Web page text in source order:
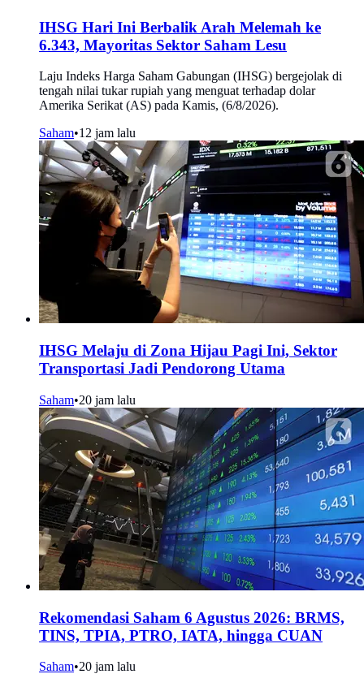
IHSG Hari Ini Berbalik Arah Melemah ke
6.343, Mayoritas Sektor Saham Lesu
Laju Indeks Harga Saham Gabungan (IHSG) bergejolak di
tengah nilai tukar rupiah yang menguat terhadap dolar
Amerika Serikat (AS) pada Kamis, (6/8/2026).
Saham•12 jam lalu
IHSG Melaju di Zona Hijau Pagi Ini, Sektor
Transportasi Jadi Pendorong Utama
Saham•20 jam lalu
Rekomendasi Saham 6 Agustus 2026: BRMS,
TINS, TPIA, PTRO, IATA, hingga CUAN
Saham•20 jam lalu